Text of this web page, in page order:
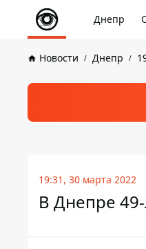
Днепр
Новости Днепр
19:31, 30 марта 2022
В Днепре